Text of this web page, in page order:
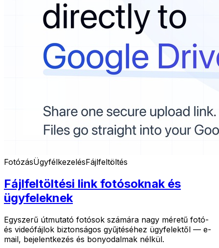
FotózásÜgyfélkezelésFájlfeltöltés
Fájlfeltöltési link fotósoknak és
ügyfeleknek
Egyszerű útmutató fotósok számára nagy méretű fotó-
és videófájlok biztonságos gyűjtéséhez ügyfelektől — e-
mail, bejelentkezés és bonyodalmak nélkül.